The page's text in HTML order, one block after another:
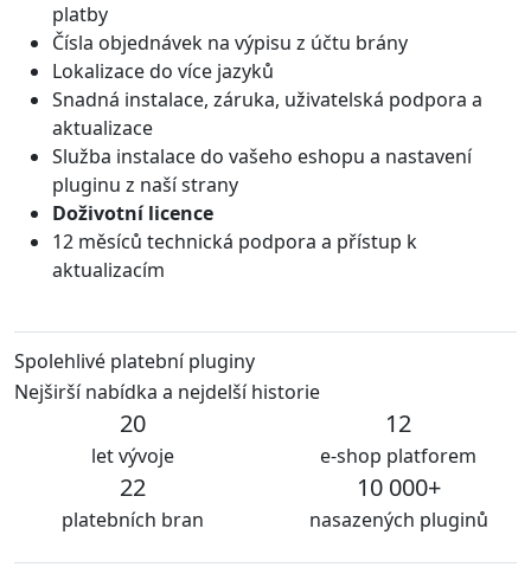
platby
Čísla objednávek na výpisu z účtu brány
Lokalizace do více jazyků
Snadná instalace, záruka, uživatelská podpora a
aktualizace
Služba instalace do vašeho eshopu a nastavení
pluginu z naší strany
Doživotní licence
12 měsíců technická podpora a přístup k
aktualizacím
Spolehlivé platební pluginy
Nejširší nabídka a nejdelší historie
20
let vývoje
12
e-shop platforem
22
platebních bran
10 000+
nasazených pluginů